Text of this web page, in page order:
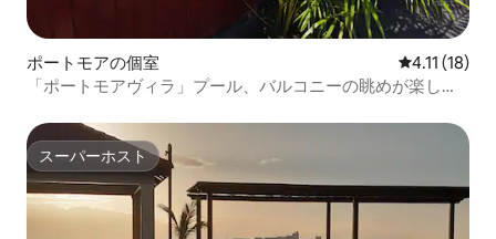
ポートモアの個室 レビュー18
4.11 (18)
「ポートモアヴィラ」プール、バルコニーの眺めが楽しめ
スーパーホスト
スーパーホスト